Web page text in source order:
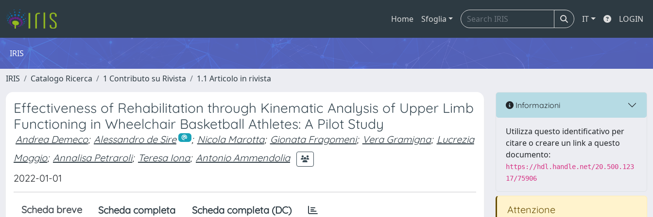
Home Sfoglia IT LOGIN
IRIS
IRIS Catalogo Ricerca 1 Contributo su Rivista 1.1 Articolo in rivista
Effectiveness of Rehabilitation through Kinematic Analysis of Upper Limb
Functioning in Wheelchair Basketball Athletes: A Pilot Study
Andrea Demeco; Alessandro de Sire ; Nicola Marotta; Gionata Fragomeni; Vera Gramigna; Lucrezia
Moggio; Annalisa Petraroli; Teresa Iona; Antonio Ammendolia
2022-01-01
Scheda breve Scheda completa Scheda completa (DC)
Informazioni
Utilizza questo identificativo per
citare o creare un link a questo
documento:
https://hdl.handle.net/20.500.123
17/75906
Attenzione